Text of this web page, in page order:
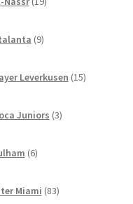
izdelkov
9izdelkov
Leverkusen 15izdelkov
Juniors 3izdelki
6izdelkov
Miami 83izdelkov